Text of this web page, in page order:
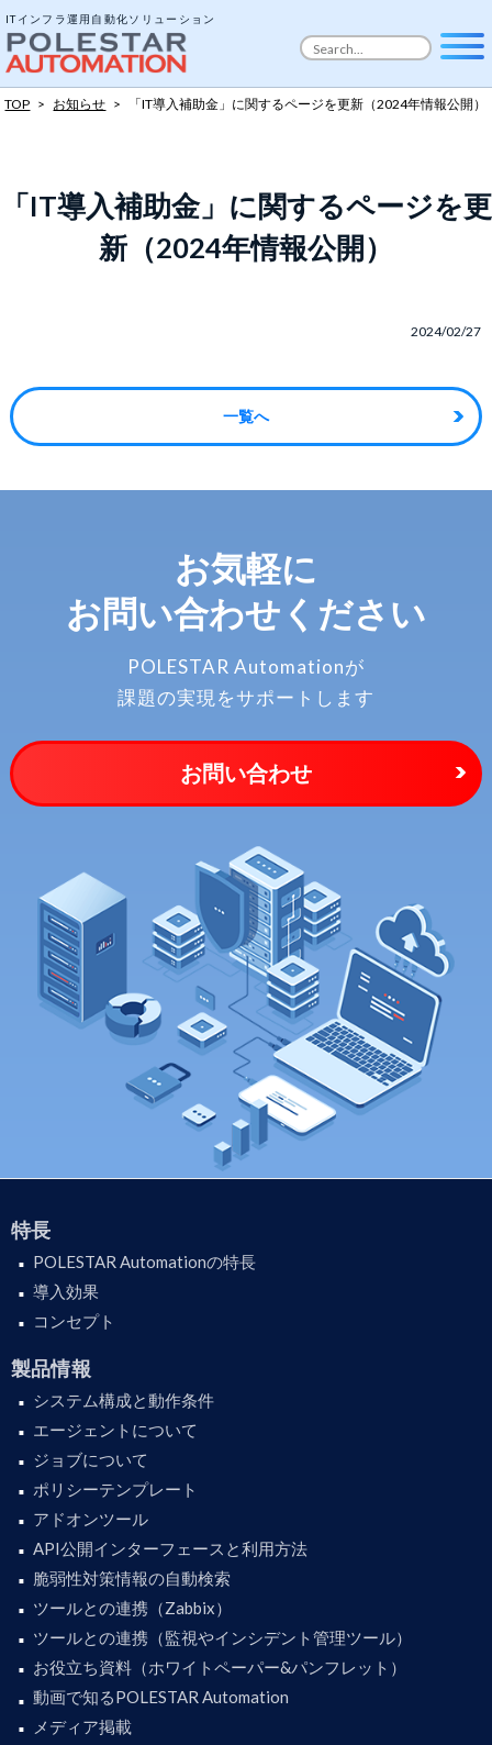
ITインフラ運用自動化ソリューション
TOP > お知らせ > 「IT導入補助金」に関するページを更新（2024年情報公開）
「IT導入補助金」に関するページを更
新（2024年情報公開）
2024/02/27
一覧へ
お気軽に
お問い合わせください
POLESTAR Automationが
課題の実現をサポートします
お問い合わせ
特長
POLESTAR Automationの特長
導入効果
コンセプト
製品情報
システム構成と動作条件
エージェントについて
ジョブについて
ポリシーテンプレート
アドオンツール
API公開インターフェースと利用方法
脆弱性対策情報の自動検索
ツールとの連携（Zabbix）
ツールとの連携（監視やインシデント管理ツール）
お役立ち資料（ホワイトペーパー&パンフレット）
動画で知るPOLESTAR Automation
メディア掲載